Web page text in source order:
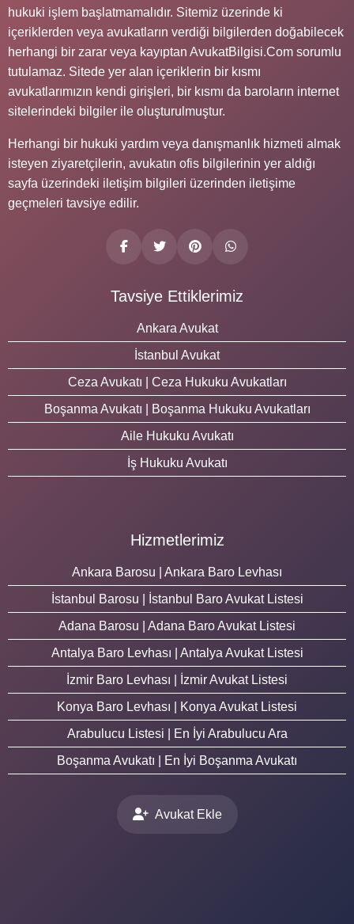
hukuki işlem başlatmamalıdır. Sitemiz üzerinde ki
içeriklerden veya avukatların verdiği bilgilerden doğabilecek
herhangi bir zarar veya kayıptan AvukatBilgisi.Com sorumlu
tutulamaz. Sitede yer alan içeriklerin bir kısmı
avukatlarımızın kendi girişleri, bir kısmı da baroların internet
sitelerindeki bilgiler ile oluşturulmuştur.
Herhangi bir hukuki yardım veya danışmanlık hizmeti almak
isteyen ziyaretçilerin, avukatın ofis bilgilerinin yer aldığı
sayfa üzerindeki iletişim bilgileri üzerinden iletişime
geçmeleri tavsiye edilir.
Tavsiye Ettiklerimiz
Ankara Avukat
İstanbul Avukat
Ceza Avukatı | Ceza Hukuku Avukatları
Boşanma Avukatı | Boşanma Hukuku Avukatları
Aile Hukuku Avukatı
İş Hukuku Avukatı
Hizmetlerimiz
Ankara Barosu | Ankara Baro Levhası
İstanbul Barosu | İstanbul Baro Avukat Listesi
Adana Barosu | Adana Baro Avukat Listesi
Antalya Baro Levhası | Antalya Avukat Listesi
İzmir Baro Levhası | İzmir Avukat Listesi
Konya Baro Levhası | Konya Avukat Listesi
Arabulucu Listesi | En İyi Arabulucu Ara
Boşanma Avukatı | En İyi Boşanma Avukatı
Avukat Ekle